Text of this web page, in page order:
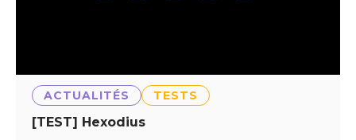
ACTUALITÉS TESTS
[TEST] Hexodius